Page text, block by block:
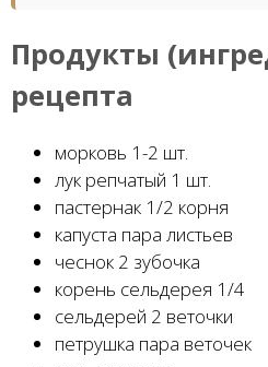
Продукты
рецепта
морковь 1-2 шт.
лук репчатый 1 шт.
пастернак 1/2 корня
капуста пара листьев
чеснок 2 зубочка
корень сельдерея 1/4
сельдерей 2 веточки
петрушка пара веточек